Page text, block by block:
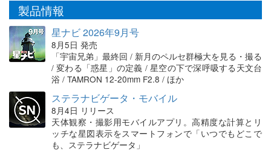
製品情報
星ナビ 2026年9月号
8月5日 発売
「宇宙兄弟」最終回 / 新月のペルセ群極大を見る・撮る
/ 変わる「惑星」の定義 / 星空の下で深呼吸する天文台
浴 / TAMRON 12-20mm F2.8 / ほか
ステラナビゲータ・モバイル
8月4日 リリース
天体観察・撮影用モバイルアプリ。高精度な計算とリ
ッチな星図表示をスマートフォンで「いつでもどこで
も、ステラナビゲータ」